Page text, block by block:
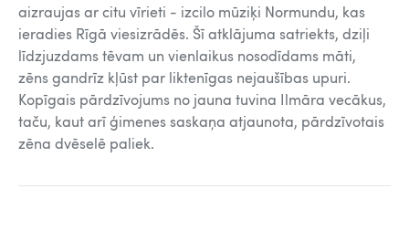
aizraujas ar citu vīrieti - izcilo mūziķi Normundu, kas
ieradies Rīgā viesizrādēs. Šī atklājuma satriekts, dziļi
līdzjuzdams tēvam un vienlaikus nosodīdams māti,
zēns gandrīz kļūst par liktenīgas nejaušības upuri.
Kopīgais pārdzīvojums no jauna tuvina Ilmāra vecākus,
taču, kaut arī ģimenes saskaņa atjaunota, pārdzīvotais
zēna dvēselē paliek.